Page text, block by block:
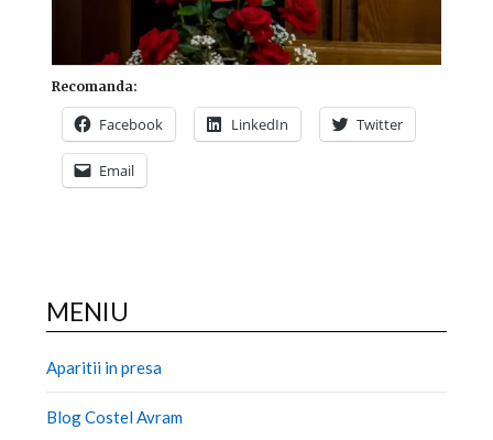
Recomanda:
Facebook LinkedIn Twitter
Email
MENIU
Aparitii in presa
Blog Costel Avram